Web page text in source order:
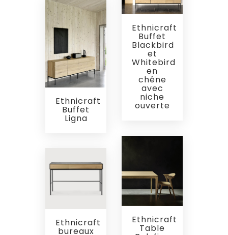
Ethnicraft
Buffet
Blackbird
et
Whitebird
en
chêne
avec
niche
ouverte
Ethnicraft
Buffet
Ligna
Ethnicraft
Table
Ethnicraft
bureaux